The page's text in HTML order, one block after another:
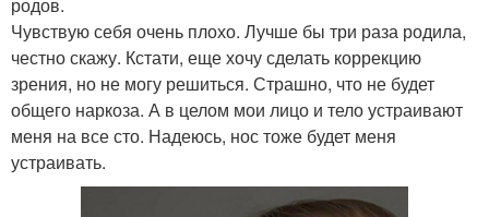
Чувствую себя очень плохо. Лучше бы три раза родила,
честно скажу. Кстати, еще хочу сделать коррекцию
зрения, но не могу решиться. Страшно, что не будет
общего наркоза. А в целом мои лицо и тело устраивают
меня на все сто. Надеюсь, нос тоже будет меня
устраивать.